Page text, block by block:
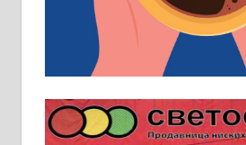
пословима, али не и
услов. Обезбеђен
превоз, исхрана. 032/
локал 22
Пружам услуге
у грађевини,